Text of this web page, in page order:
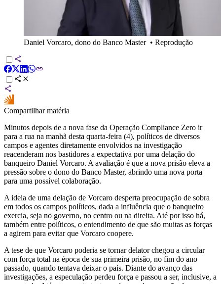
Daniel Vorcaro, dono do Banco Master• Reprodução
Compartilhar matéria
Minutos depois de a nova fase da Operação Compliance Zero ir
para a rua na manhã desta quarta-feira (4), políticos de diversos
campos e agentes diretamente envolvidos na investigação
reacenderam nos bastidores a expectativa por uma delação do
banqueiro Daniel Vorcaro. A avaliação é que a nova prisão eleva a
pressão sobre o dono do Banco Master, abrindo uma nova porta
para uma possível colaboração.
A ideia de uma delação de Vorcaro desperta preocupação de sobra
em todos os campos políticos, dada a influência que o banqueiro
exercia, seja no governo, no centro ou na direita. Até por isso há,
também entre políticos, o entendimento de que são muitas as forças
a agirem para evitar que Vorcaro coopere.
A tese de que Vorcaro poderia se tornar delator chegou a circular
com força total na época de sua primeira prisão, no fim do ano
passado, quando tentava deixar o país. Diante do avanço das
investigações, a especulação perdeu força e passou a ser, inclusive, a